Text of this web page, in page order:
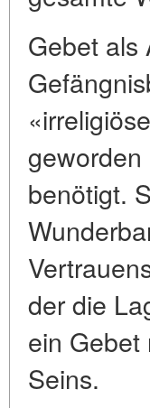
Gebet als
benötigt.
der die
ein
Seins.